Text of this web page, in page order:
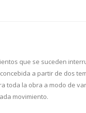
que se suceden
a partir de dos
toda la obra a modo de
movimiento.